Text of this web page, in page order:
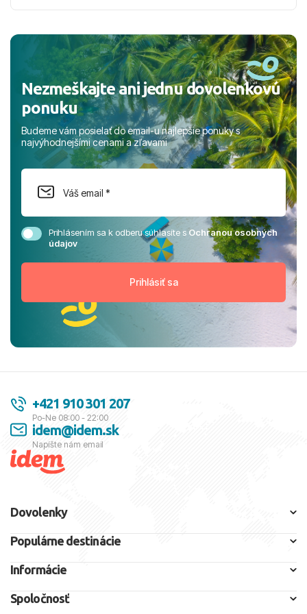
Nezmeškajte ani jednu dovolenkovú
ponuku
Budeme vám posielať do email-u najlepšie ponuky s
najvýhodnejšími cenami a zľavami
Prihlásením sa k odberu súhlasíte sOchranou osobných
údajov
+421 910 301 207
Po-Ne 08:00 - 22:00
idem@idem.sk
Napíšte nám email
Dovolenky
Populárne destinácie
Informácie
Spoločnosť